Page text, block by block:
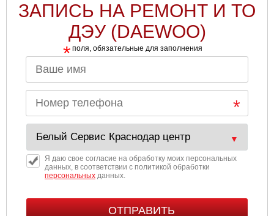
ЗАПИСЬ НА РЕМОНТ И ТО
ДЭУ (DAEWOO)
* поля, обязательные для заполнения
Я даю свое согласие на обработку моих персональных
данных, в соответствии с политикой обработки
персональныхданных.